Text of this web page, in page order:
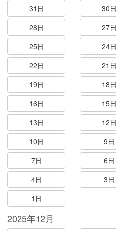
31日 30日
28日
27日
25日
24日
22日
21日
19日
18日
16日
15日
13日
12日
10日
9日
7日
6日
4日
3日
1日
2025年12月